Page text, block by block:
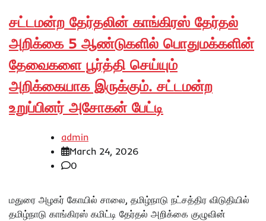
சட்டமன்ற தேர்தலின் காங்கிரஸ் தேர்தல்
அறிக்கை 5 ஆண்டுகளில் பொதுமக்களின்
தேவைகளை பூர்த்தி செய்யும்
அறிக்கையாக இருக்கும். சட்டமன்ற
உறுப்பினர் அசோகன் பேட்டி
admin
March 24, 2026
0
மதுரை அழகர் கோயில் சாலை, தமிழ்நாடு நட்சத்திர விடுதியில்
தமிழ்நாடு காங்கிரஸ் கமிட்டி தேர்தல் அறிக்கை குழுவின்